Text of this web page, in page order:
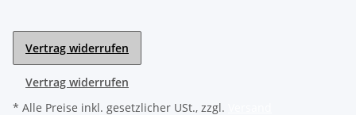
Vertrag widerrufen
Vertrag widerrufen
* Alle Preise inkl. gesetzlicher USt., zzgl.